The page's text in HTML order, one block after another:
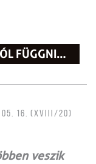
FÜGGNI…
05. 16. (XVIII/20)
veszik